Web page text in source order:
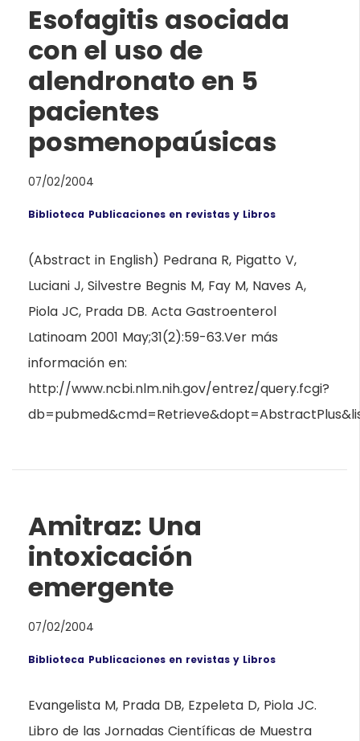
Esofagitis asociada
con el uso de
alendronato en 5
pacientes
posmenopaúsicas
07/02/2004
Biblioteca Publicaciones en revistas y Libros
(Abstract in English) Pedrana R, Pigatto V,
Luciani J, Silvestre Begnis M, Fay M, Naves A,
Piola JC, Prada DB. Acta Gastroenterol
Latinoam 2001 May;31(2):59-63.Ver más
información en:
http://www.ncbi.nlm.nih.gov/entrez/query.fcgi?
Amitraz: Una
intoxicación
emergente
07/02/2004
Biblioteca Publicaciones en revistas y Libros
Evangelista M, Prada DB, Ezpeleta D, Piola JC.
Libro de las Jornadas Científicas de Muestra